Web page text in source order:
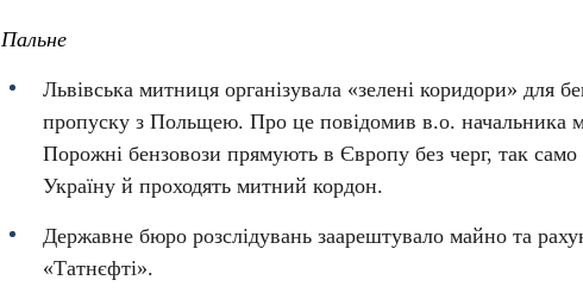
Пальне
Львівська митниця організувала «зелені коридори» для
пропуску з Польщею. Про це повідомив в.о.
Порожні бензовози прямують в Європу без черг, так
Україну й проходять митний кордон.
Державне бюро розслідувань заарештувало майно та
«Татнєфті».